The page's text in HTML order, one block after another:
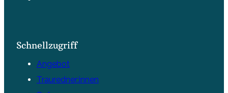
Schnellzugriff
Angebot
Trauredner:innen